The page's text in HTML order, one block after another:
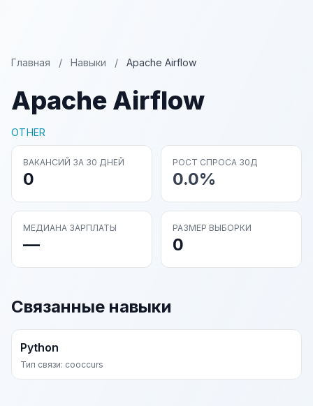
Главная / Навыки / Apache Airflow
Apache Airflow
OTHER
ВАКАНСИЙ ЗА 30 ДНЕЙ
0
РОСТ СПРОСА 30Д
0.0%
МЕДИАНА ЗАРПЛАТЫ
—
РАЗМЕР ВЫБОРКИ
0
Связанные навыки
Python
Тип связи: cooccurs